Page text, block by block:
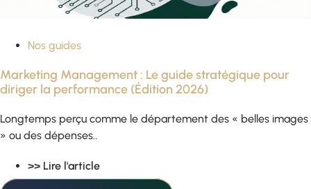
Nos guides
Marketing Management : Le guide stratégique pour
diriger la performance (Édition 2026)
Longtemps perçu comme le département des « belles images
» ou des dépenses..
>> Lire l'article